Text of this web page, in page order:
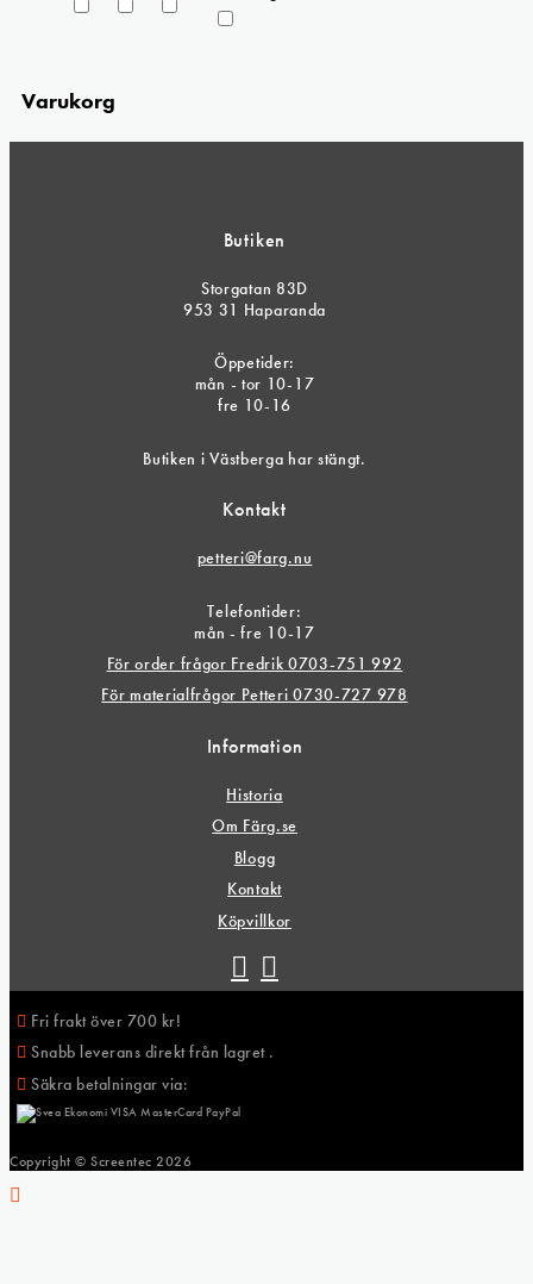
Varukorg
Butiken
Storgatan 83D
953 31 Haparanda
Öppetider:
mån - tor 10-17
fre 10-16
Butiken i Västberga har stängt.
Kontakt
petteri@farg.nu
Telefontider:
mån - fre 10-17
För order frågor Fredrik 0703-751 992
För materialfrågor Petteri 0730-727 978
Information
Historia
Om Färg.se
Blogg
Kontakt
Köpvillkor
Fri frakt över 700 kr!
Snabb leverans direkt från lagret .
Säkra betalningar via:
Copyright © Screentec 2026